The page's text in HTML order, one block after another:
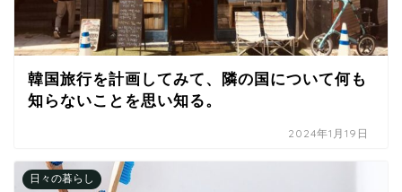
韓国旅行を計画してみて、隣の国について何も
知らないことを思い知る。
2024年1月19日
日々の暮らし